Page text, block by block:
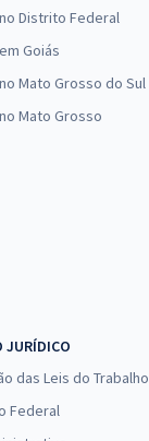
Distrito Federal
Goiás
Mato Grosso do Sul
Mato Grosso
JURÍDICO
das Leis do Trabalho
Federal